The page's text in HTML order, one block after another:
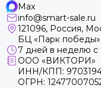
Max
info@smart-sale.ru
121096, Россия,
БЦ «Парк победы»
7 дней в неделю с
ООО «ВИКТОРИ»
ИНН/КПП:
ОГРН: